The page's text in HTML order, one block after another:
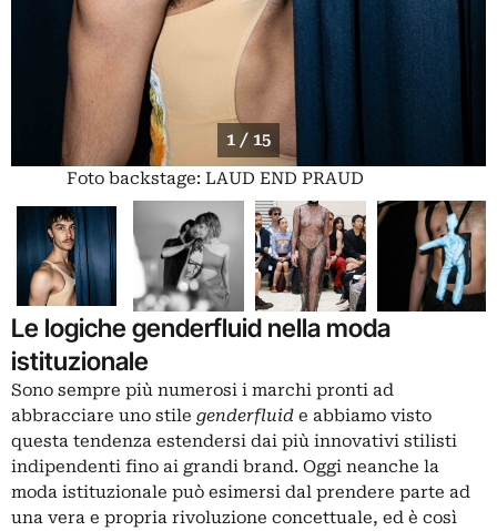
1 / 15
Foto backstage: LAUD END PRAUD
Le logiche genderfluid nella moda
istituzionale
Sono sempre più numerosi i marchi pronti ad
abbracciare uno stile genderfluid e abbiamo visto
questa tendenza estendersi dai più innovativi stilisti
indipendenti fino ai grandi brand. Oggi neanche la
moda istituzionale può esimersi dal prendere parte ad
una vera e propria rivoluzione concettuale, ed è così